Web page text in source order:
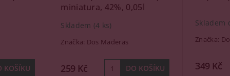
miniatura, 42%, 0,05l
Skladem (4 ks)
Značka: Dos Maderas
259 Kč
Skladem
Značka:
349 Kč